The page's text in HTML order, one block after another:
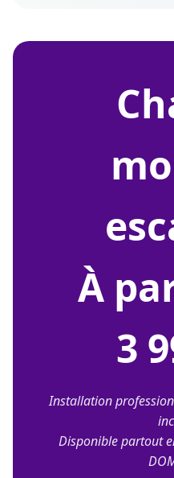
chaise
À
3
Installation
Disponible partout